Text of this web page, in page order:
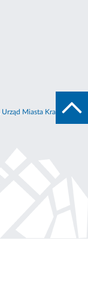
Urząd Miasta Krakowa